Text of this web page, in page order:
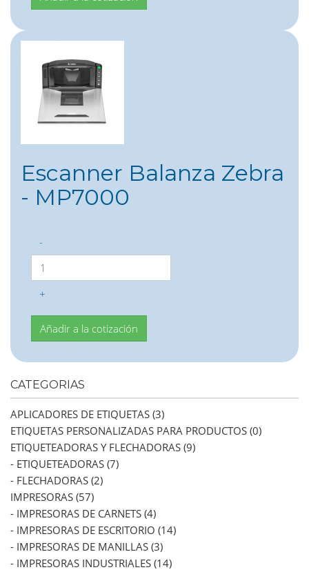
Escanner Balanza Zebra
- MP7000
-
+
CATEGORIAS
APLICADORES DE ETIQUETAS (3)
ETIQUETAS PERSONALIZADAS PARA PRODUCTOS (0)
ETIQUETEADORAS Y FLECHADORAS (9)
- ETIQUETEADORAS (7)
- FLECHADORAS (2)
IMPRESORAS (57)
- IMPRESORAS DE CARNETS (4)
- IMPRESORAS DE ESCRITORIO (14)
- IMPRESORAS DE MANILLAS (3)
- IMPRESORAS INDUSTRIALES (14)